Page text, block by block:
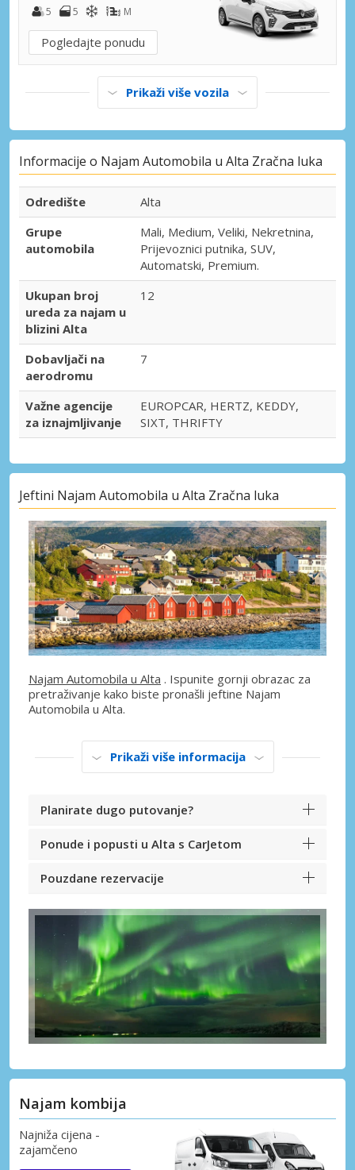
5
5 M
Pogledajte ponudu
Prikaži više vozila
Informacije o Najam Automobila u Alta Zračna luka
Odredište
Alta
Grupe
automobila
Mali, Medium, Veliki, Nekretnina,
Prijevoznici putnika, SUV,
Automatski, Premium.
Ukupan broj
ureda za najam u
blizini Alta
12
Dobavljači na
aerodromu
7
Važne agencije
za iznajmljivanje
EUROPCAR, HERTZ, KEDDY,
SIXT, THRIFTY
Jeftini Najam Automobila u Alta Zračna luka
Najam Automobila u Alta . Ispunite gornji obrazac za
pretraživanje kako biste pronašli jeftine Najam
Automobila u Alta.
Prikaži više informacija
Planirate dugo putovanje?
Ponude i popusti u Alta s CarJetom
Pouzdane rezervacije
Najam kombija
Najniža cijena -
zajamčeno